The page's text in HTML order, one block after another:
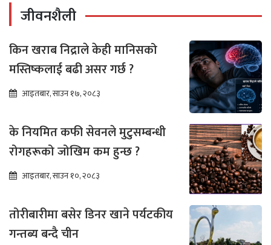
जीवनशैली
किन खराब निद्राले केही मानिसको
मस्तिष्कलाई बढी असर गर्छ ?
आइतबार, साउन १७, २०८३
के नियमित कफी सेवनले मुटुसम्बन्धी
रोगहरूको जोखिम कम हुन्छ ?
आइतबार, साउन १०, २०८३
तोरीबारीमा बसेर डिनर खाने पर्यटकीय
गन्तब्य बन्दै चीन